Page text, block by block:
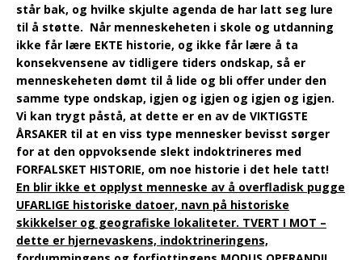
står bak, og hvilke skjulte agenda de har latt seg lure
til å støtte. Når menneskeheten i skole og utdanning
ikke får lære EKTE historie, og ikke får lære å ta
konsekvensene av tidligere tiders ondskap, så er
menneskeheten dømt til å lide og bli offer under den
samme type ondskap, igjen og igjen og igjen og igjen.
Vi kan trygt påstå, at dette er en av de VIKTIGSTE
ÅRSAKER til at en viss type mennesker bevisst sørger
for at den oppvoksende slekt indoktrineres med
FORFALSKET HISTORIE, om noe historie i det hele tatt!
En blir ikke et opplyst menneske av å overfladisk pugge
UFARLIGE historiske datoer, navn på historiske
skikkelser og geografiske lokaliteter. TVERT I MOT –
dette er hjernevaskens, indoktrineringens,